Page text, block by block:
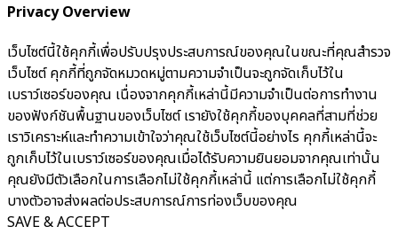
Privacy Overview
เว็บไซต์นี้ใช้คุกกี้เพื่อปรับปรุงประสบการณ์ของคุณในขณะที่คุณสำรวจ
เว็บไซต์ คุกกี้ที่ถูกจัดหมวดหมู่ตามความจำเป็นจะถูกจัดเก็บไว้ใน
เบราว์เซอร์ของคุณ เนื่องจากคุกกี้เหล่านี้มีความจำเป็นต่อการทำงาน
ของฟังก์ชันพื้นฐานของเว็บไซต์ เรายังใช้คุกกี้ของบุคคลที่สามที่ช่วย
เราวิเคราะห์และทำความเข้าใจว่าคุณใช้เว็บไซต์นี้อย่างไร คุกกี้เหล่านี้จะ
ถูกเก็บไว้ในเบราว์เซอร์ของคุณเมื่อได้รับความยินยอมจากคุณเท่านั้น
คุณยังมีตัวเลือกในการเลือกไม่ใช้คุกกี้เหล่านี้ แต่การเลือกไม่ใช้คุกกี้
บางตัวอาจส่งผลต่อประสบการณ์การท่องเว็บของคุณ
SAVE & ACCEPT